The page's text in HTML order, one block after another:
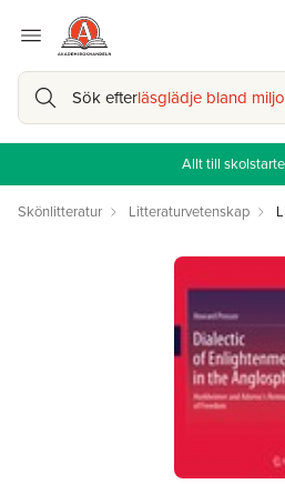
Sök efterläsglädje bland
Allt till
Skönlitteratur Litteraturvetenskap